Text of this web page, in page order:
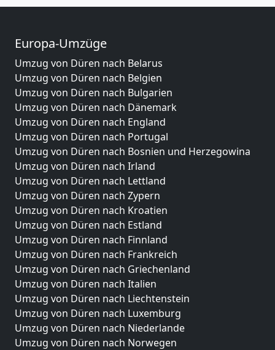
Europa-Umzüge
Umzug von Düren nach Belarus
Umzug von Düren nach Belgien
Umzug von Düren nach Bulgarien
Umzug von Düren nach Dänemark
Umzug von Düren nach England
Umzug von Düren nach Portugal
Umzug von Düren nach Bosnien und Herzegowina
Umzug von Düren nach Irland
Umzug von Düren nach Lettland
Umzug von Düren nach Zypern
Umzug von Düren nach Kroatien
Umzug von Düren nach Estland
Umzug von Düren nach Finnland
Umzug von Düren nach Frankreich
Umzug von Düren nach Griechenland
Umzug von Düren nach Italien
Umzug von Düren nach Liechtenstein
Umzug von Düren nach Luxemburg
Umzug von Düren nach Niederlande
Umzug von Düren nach Norwegen